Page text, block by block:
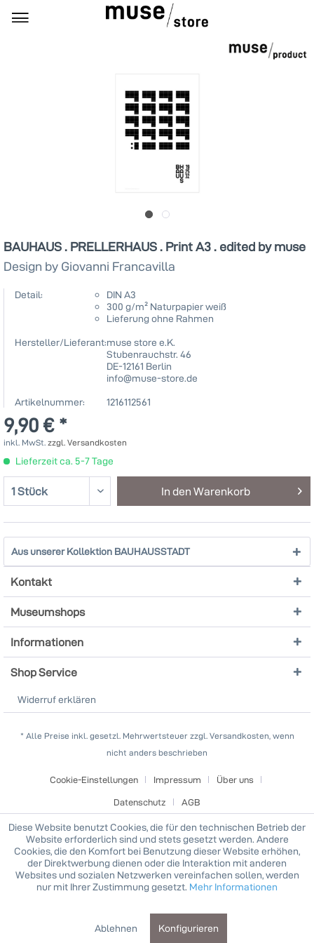
BAUHAUS . PRELLERHAUS . Print A3 . edited by muse
Design by Giovanni Francavilla
Detail:
DIN A3
300 g/m² Naturpapier weiß
Lieferung ohne Rahmen
Hersteller/Lieferant:muse store e.K.
Stubenrauchstr. 46
DE-12161 Berlin
info@muse-store.de
Artikelnummer:
1216112561
9,90 € *
inkl. MwSt. zzgl. Versandkosten
Lieferzeit ca. 5-7 Tage
In den Warenkorb
Aus unserer Kollektion BAUHAUSSTADT
Kontakt
Museumshops
Informationen
Shop Service
Widerruf erklären
* Alle Preise inkl. gesetzl. Mehrwertsteuer zzgl. Versandkosten, wenn
nicht anders beschrieben
Cookie-Einstellungen Impressum
Über uns
Datenschutz
AGB
Diese Website benutzt Cookies, die für den technischen Betrieb der
Website erforderlich sind und stets gesetzt werden. Andere
Cookies, die den Komfort bei Benutzung dieser Website erhöhen,
der Direktwerbung dienen oder die Interaktion mit anderen
Websites und sozialen Netzwerken vereinfachen sollen, werden
nur mit Ihrer Zustimmung gesetzt. Mehr Informationen
Ablehnen Konfigurieren